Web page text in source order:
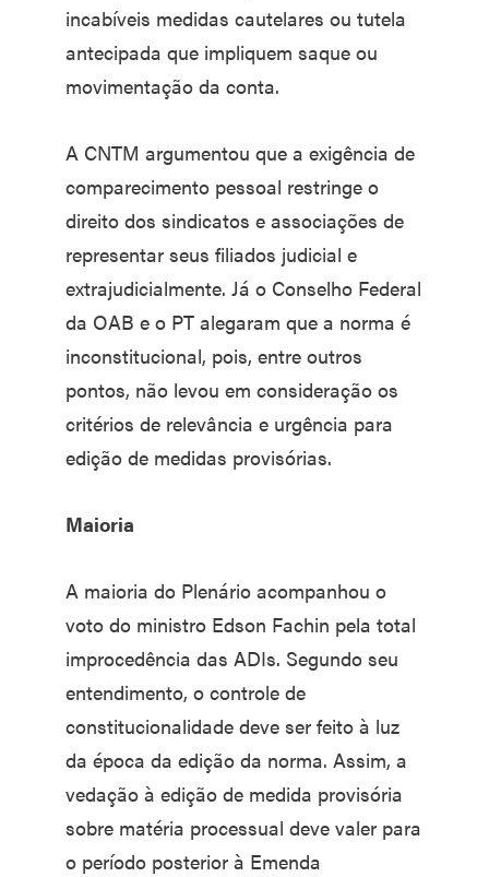
incabíveis medidas cautelares ou tutela
antecipada que impliquem saque ou
movimentação da conta.
A CNTM argumentou que a exigência de
comparecimento pessoal restringe o
direito dos sindicatos e associações de
representar seus filiados judicial e
extrajudicialmente. Já o Conselho Federal
da OAB e o PT alegaram que a norma é
inconstitucional, pois, entre outros
pontos, não levou em consideração os
critérios de relevância e urgência para
edição de medidas provisórias.
Maioria
A maioria do Plenário acompanhou o
voto do ministro Edson Fachin pela total
improcedência das ADIs. Segundo seu
entendimento, o controle de
constitucionalidade deve ser feito à luz
da época da edição da norma. Assim, a
vedação à edição de medida provisória
sobre matéria processual deve valer para
o período posterior à Emenda